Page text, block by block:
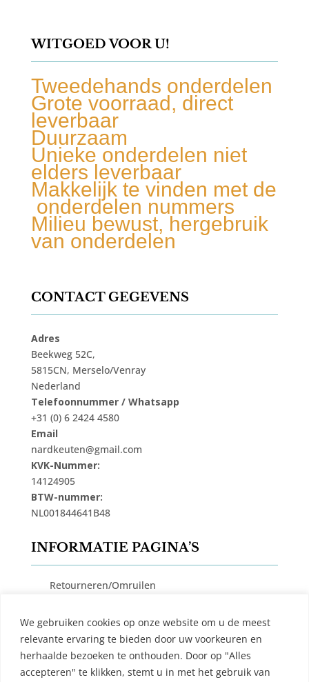
We gebruiken cookies op onze website om u de meest
relevante ervaring te bieden door uw voorkeuren en
herhaalde bezoeken te onthouden. Door op "Alles
accepteren" te klikken, stemt u in met het gebruik van
WITGOED VOOR U!
Tweedehands onderdelen
Grote voorraad, direct
leverbaar
Duurzaam
Unieke onderdelen niet
elders leverbaar
Makkelijk te vinden met de
onderdelen nummers
Milieu bewust, hergebruik
van onderdelen
CONTACT GEGEVENS
Adres
Beekweg 52C,
5815CN, Merselo/Venray
Nederland
Telefoonnummer / Whatsapp
+31 (0) 6 2424 4580
Email
nardkeuten@gmail.com
KVK-Nummer:
14124905
BTW-nummer:
NL001844641B48
INFORMATIE PAGINA’S
Retourneren/Omruilen
Cookiebeleid
Algemene Voorwaarden
Contact